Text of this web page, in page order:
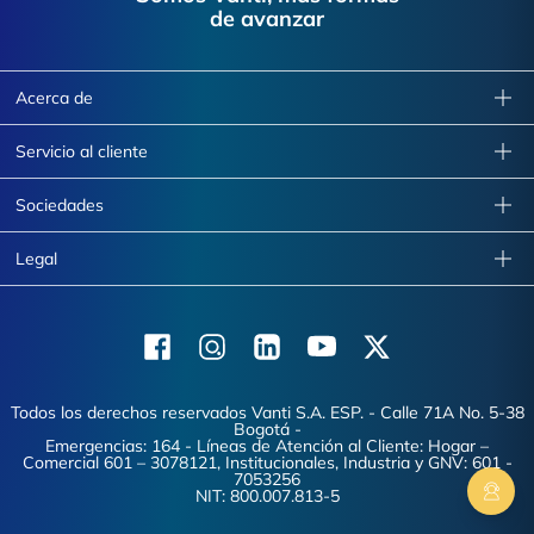
de avanzar
Acerca de
Servicio al cliente
Sociedades
Legal
FacebookInstagramLinkedinYoutubeX (Twitter)
Todos los derechos reservados Vanti S.A. ESP. - Calle 71A No. 5-38
Bogotá -
Emergencias: 164 - Líneas de Atención al Cliente: Hogar –
Comercial 601 – 3078121, Institucionales, Industria y GNV: 601 -
7053256
NIT: 800.007.813-5